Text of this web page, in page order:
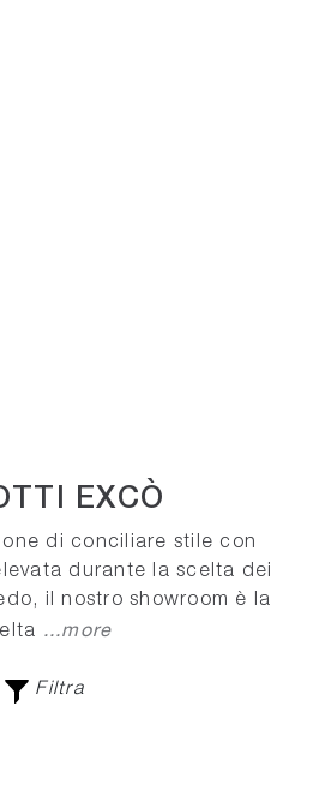
EXCÒ
di conciliare stile con
durante la scelta dei
il nostro showroom è la
...more
Filtra